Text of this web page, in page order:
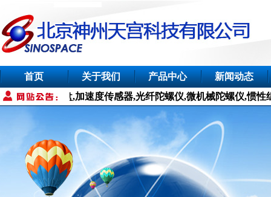
首页 关于我们 产品中心
新闻动态
器,电子罗盘,加速度传感器,光纤陀螺仪,微机械陀螺仪,惯性